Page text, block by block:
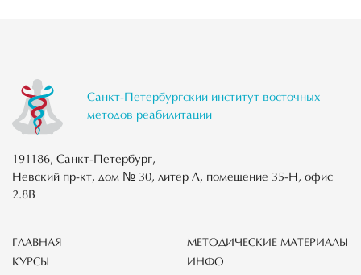
Санкт-Петербургский институт восточных
методов реабилитации
191186, Санкт-Петербург,
Невский пр-кт, дом № 30, литер А, помещение 35-Н, офис
2.8В
ГЛАВНАЯ
КУРСЫ
МЕТОДИЧЕСКИЕ МАТЕРИАЛЫ
ИНФО